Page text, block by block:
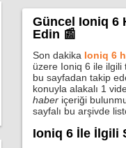
Güncel Ioniq 6
Edin 📰
Son dakika Ioniq 6
üzere Ioniq 6 ile ilgili
bu sayfadan takip
konuyla alakalı 1
haber içeriği
sayfalı bu arşivde
Ioniq 6 İle İlgili